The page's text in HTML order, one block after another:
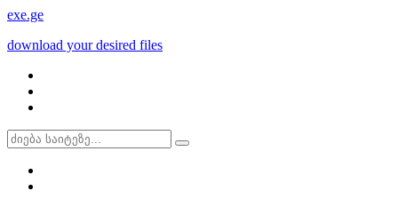
exe.ge
download your desired files